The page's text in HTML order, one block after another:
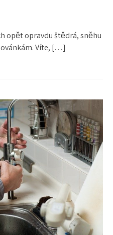
opět opravdu štědrá, sněhu
Víte, […]